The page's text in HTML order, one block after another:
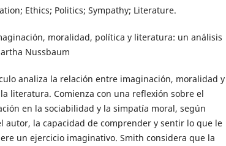
Ethics; Politics; Sympathy; Literature.
moralidad, política y literatura: un análisis
Nussbaum
analiza la relación entre imaginación, moralidad y
literatura. Comienza con una reflexión sobre el
en la sociabilidad y la simpatía moral, según
autor, la capacidad de comprender y sentir lo que le
un ejercicio imaginativo. Smith considera que la